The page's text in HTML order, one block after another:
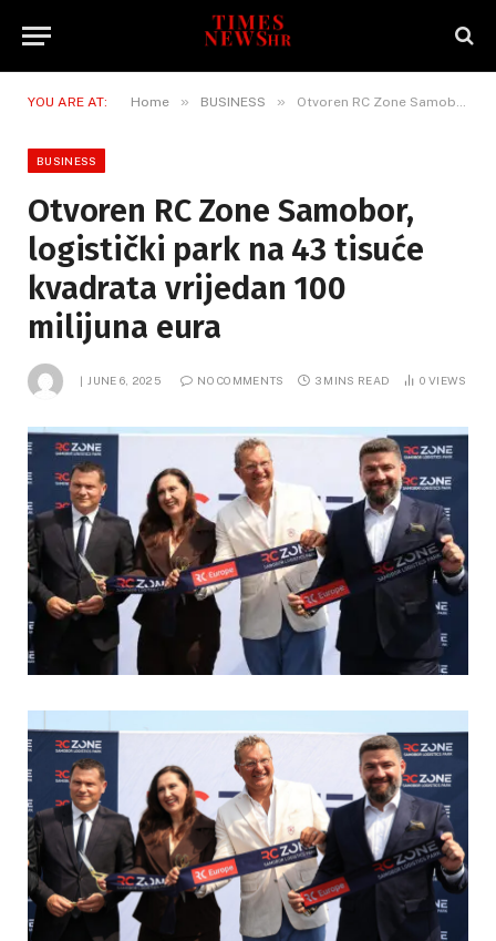
YOU ARE AT: Home » BUSINESS » Otvoren RC Zone Samobor, logistički park na 43 tisuće kvadrata vrijedan 100 milijuna eura
BUSINESS
Otvoren RC Zone Samobor,
logistički park na 43 tisuće
kvadrata vrijedan 100
milijuna eura
JUNE 6, 2025 NO COMMENTS 3 MINS READ 0VIEWS